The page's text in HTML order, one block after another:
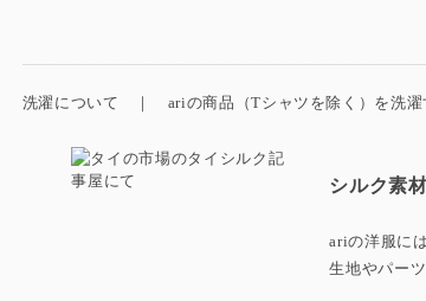
洗濯について ｜ ariの商品（Tシャツを除く）を洗濯
シルク素
ariの洋服に
生地やパー